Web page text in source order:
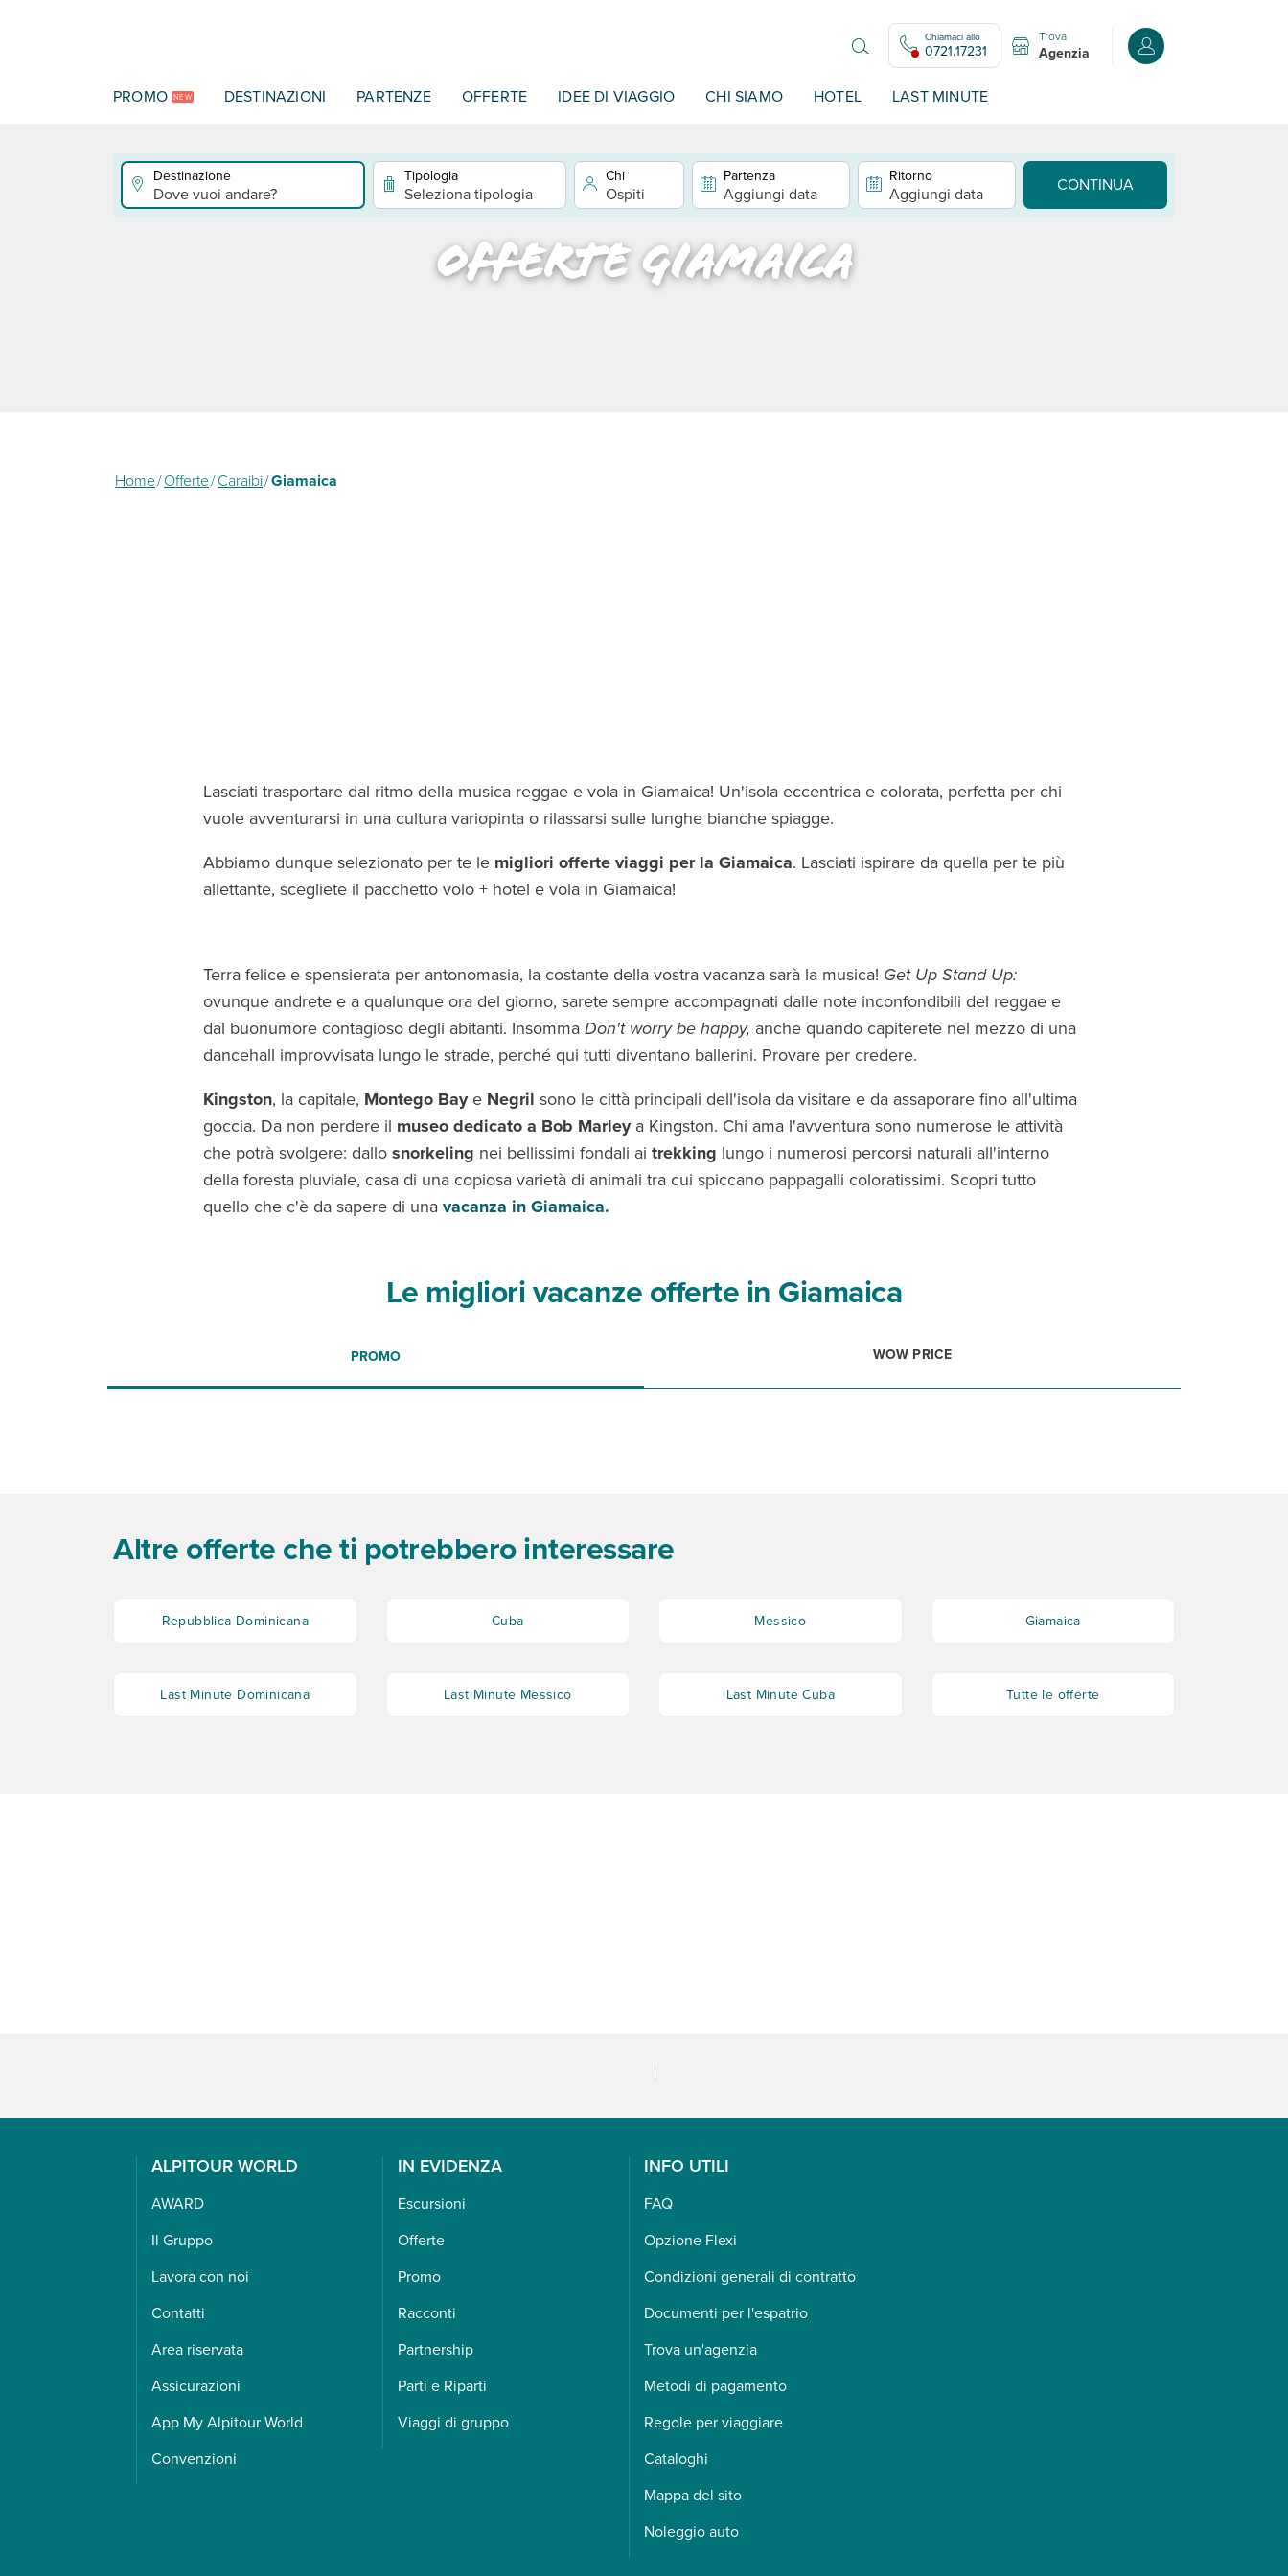
Chiamaci allo
0721.17231
Trova
Agenzia Accedi o registrati
PROMO NEW DESTINAZIONI PARTENZE OFFERTE IDEE DI VIAGGIO CHI SIAMO HOTEL LAST MINUTE
Destinazione
Dove vuoi andare?
Tipologia
Seleziona tipologia
Chi
Ospiti
Partenza
Aggiungi data
Ritorno
Aggiungi data CONTINUA
Offerte Giamaica
Home/Offerte/Caraibi/Giamaica
Lasciati trasportare dal ritmo della musica reggae e vola in Giamaica! Un'isola eccentrica e colorata, perfetta per chi
vuole avventurarsi in una cultura variopinta o rilassarsi sulle lunghe bianche spiagge.
Abbiamo dunque selezionato per te le migliori offerte viaggi per la Giamaica. Lasciati ispirare da quella per te più
allettante, scegliete il pacchetto volo + hotel e vola in Giamaica!
Terra felice e spensierata per antonomasia, la costante della vostra vacanza sarà la musica! Get Up Stand Up:
ovunque andrete e a qualunque ora del giorno, sarete sempre accompagnati dalle note inconfondibili del reggae e
dal buonumore contagioso degli abitanti. InsommaDon't worry be happy, anche quando capiterete nel mezzo di una
dancehall improvvisata lungo le strade, perché qui tutti diventano ballerini. Provare per credere.
Kingston, la capitale, Montego Baye Negril sono le città principali dell'isola da visitare e da assaporare fino all'ultima
goccia. Da non perdere il museo dedicato a Bob Marleya Kingston. Chi ama l'avventura sono numerose le attività
che potrà svolgere: dallosnorkeling nei bellissimi fondali ai trekking lungo i numerosi percorsi naturali all'interno
della foresta pluviale, casa di una copiosa varietà di animali tra cui spiccano pappagalli coloratissimi. Scopri tutto
quello che c'è da sapere di unavacanza in Giamaica.
Le migliori vacanze offerte in Giamaica
PROMO WOW PRICE
Altre offerte che ti potrebbero interessare
Repubblica Dominicana Cuba Messico Giamaica
Last Minute Dominicana Last Minute Messico Last Minute Cuba Tutte le offerte
ALPITOUR WORLD
AWARD
Il Gruppo
Lavora con noi
Contatti
Area riservata
Assicurazioni
App My Alpitour World
Convenzioni
IN EVIDENZA
Escursioni
Offerte
Promo
Racconti
Partnership
Parti e Riparti
Viaggi di gruppo
INFO UTILI
FAQ
Opzione Flexi
Condizioni generali di contratto
Documenti per l'espatrio
Trova un'agenzia
Metodi di pagamento
Regole per viaggiare
Cataloghi
Mappa del sito
Noleggio auto